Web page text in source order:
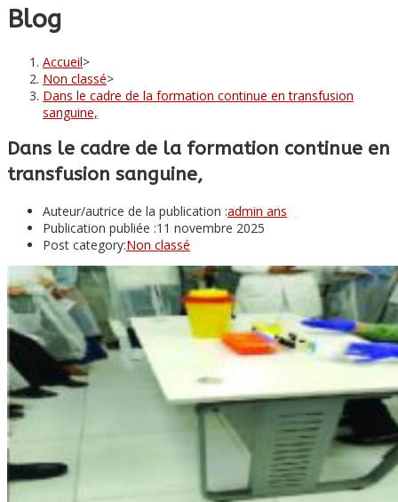
Blog
Accueil>
Non classé>
Dans le cadre de la formation continue en transfusion
sanguine,
Dans le cadre de la formation continue en
transfusion sanguine,
Auteur/autrice de la publication :admin ans
Publication publiée :11 novembre 2025
Post category:Non classé